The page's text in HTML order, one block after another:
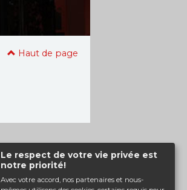
Le respect de votre vie privée est
notre priorité!
Avec votre accord, nos partenaires et nous-
Haut de page